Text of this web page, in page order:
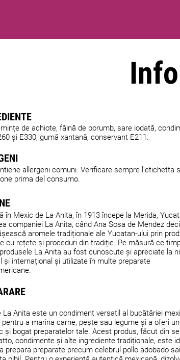
de achiote, făină de porumb, sare iodată,
și E330, gumă xantană, conservant E211.
allergeni comuni. Verificare sempre l'etichetta
prima del consumo.
în Mexic de La Anita, în 1913 începe la Merida,
companiei La Anita, când Ana Sosa de Mendez
aromele tradiționale ale Yucatan-ului prin
cu rețete și proceduri din tradiție. Pe măsură ce
La Anita au fost cunoscute și apreciate la
și internațional și utilizate în multe preparate
La Anita este un condiment versatil al bucătăriei
a marina carne, pește sau legume și a oferi
și bogat preparatelor tale. Acest produs, făcut din
condimente și alte ingrediente tradiționale, este
prepara preparate precum celebrul pollo adobado